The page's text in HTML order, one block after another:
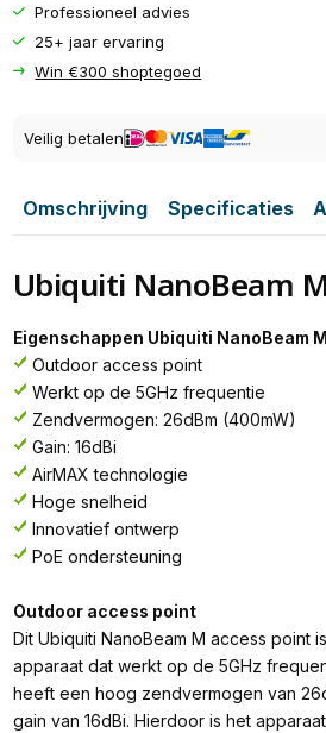
Professioneel advies
25+ jaar ervaring
Win €300 shoptegoed
Veilig betalen
Omschrijving Specificaties
Ubiquiti NanoBeam
Eigenschappen Ubiquiti NanoBeam
Outdoor access point
Werkt op de 5GHz frequentie
Zendvermogen: 26dBm (400mW)
Gain: 16dBi
AirMAX technologie
Hoge snelheid
Innovatief ontwerp
PoE ondersteuning
Outdoor access point
Dit Ubiquiti NanoBeam M access point
apparaat dat werkt op de 5GHz
heeft een hoog zendvermogen van
gain van 16dBi. Hierdoor is het